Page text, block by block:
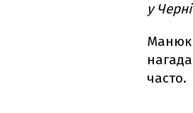
у
Манюк
часто.